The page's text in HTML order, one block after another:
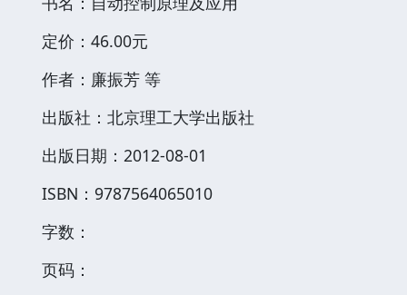
定价：46.00元
作者：廉振芳 等
出版社：北京理工大学出版社
出版日期：2012-08-01
ISBN：9787564065010
字数：
页码：